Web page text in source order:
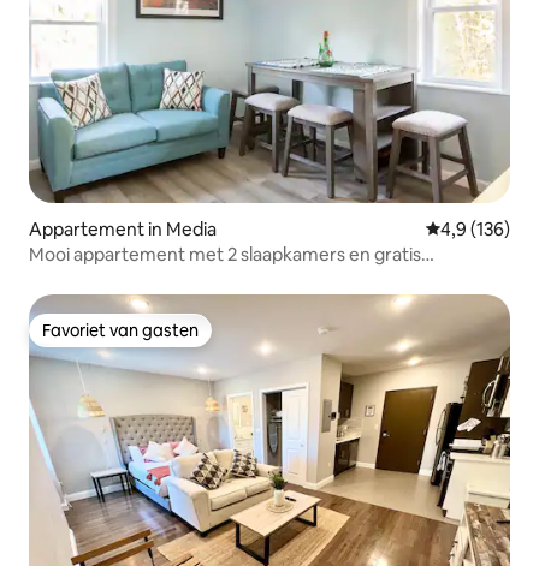
Appartement in Media Gemiddelde
4,9 (136)
Mooi appartement met 2 slaapkamers en gratis
Favoriet van gasten
Favoriet van gasten